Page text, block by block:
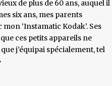
de plus de 60 ans, auquel il
six ans, mes parents
‘Instamatic Kodak’. Ses
ces petits appareils ne
j’équipai spécialement, tel